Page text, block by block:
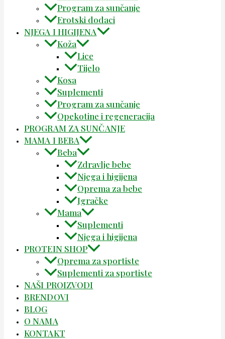
Program za sunčanje
Erotski dodaci
NJEGA I HIGIJENA
Koža
Lice
Tijelo
Kosa
Suplementi
Program za sunčanje
Opekotine i regeneracija
PROGRAM ZA SUNČANJE
MAMA I BEBA
Beba
Zdravlje bebe
Njega i higijena
Oprema za bebe
Igračke
Mama
Suplementi
Njega i higijena
PROTEIN SHOP
Oprema za sportiste
Suplementi za sportiste
NAŠI PROIZVODI
BRENDOVI
BLOG
O NAMA
KONTAKT